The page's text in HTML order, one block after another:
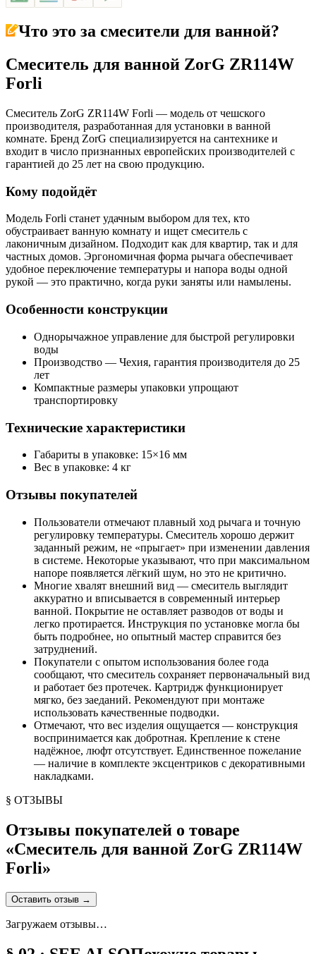
Что это за смесители для ванной?
Смеситель для ванной ZorG ZR114W
Forli
Смеситель ZorG ZR114W Forli — модель от чешского
производителя, разработанная для установки в ванной
комнате. Бренд ZorG специализируется на сантехнике и
входит в число признанных европейских производителей с
гарантией до 25 лет на свою продукцию.
Кому подойдёт
Модель Forli станет удачным выбором для тех, кто
обустраивает ванную комнату и ищет смеситель с
лаконичным дизайном. Подходит как для квартир, так и для
частных домов. Эргономичная форма рычага обеспечивает
удобное переключение температуры и напора воды одной
рукой — это практично, когда руки заняты или намылены.
Особенности конструкции
Однорычажное управление для быстрой регулировки
воды
Производство — Чехия, гарантия производителя до 25
лет
Компактные размеры упаковки упрощают
транспортировку
Технические характеристики
Габариты в упаковке: 15×16 мм
Вес в упаковке: 4 кг
Отзывы покупателей
Пользователи отмечают плавный ход рычага и точную
регулировку температуры. Смеситель хорошо держит
заданный режим, не «прыгает» при изменении давления
в системе. Некоторые указывают, что при максимальном
напоре появляется лёгкий шум, но это не критично.
Многие хвалят внешний вид — смеситель выглядит
аккуратно и вписывается в современный интерьер
ванной. Покрытие не оставляет разводов от воды и
легко протирается. Инструкция по установке могла бы
быть подробнее, но опытный мастер справится без
затруднений.
Покупатели с опытом использования более года
сообщают, что смеситель сохраняет первоначальный вид
и работает без протечек. Картридж функционирует
мягко, без заеданий. Рекомендуют при монтаже
использовать качественные подводки.
Отмечают, что вес изделия ощущается — конструкция
воспринимается как добротная. Крепление к стене
надёжное, люфт отсутствует. Единственное пожелание
— наличие в комплекте эксцентриков с декоративными
накладками.
§ ОТЗЫВЫ
Отзывы покупателей о товаре
«Смеситель для ванной ZorG ZR114W
Forli»
Оставить отзыв →
Загружаем отзывы…